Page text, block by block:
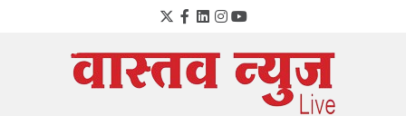
Twitter
Facebook
LinkedIn
Instagram
YouTube